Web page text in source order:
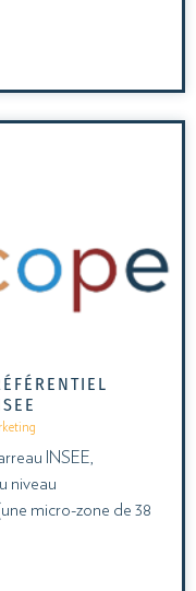
INSEE,
niveau
micro-zone de 38